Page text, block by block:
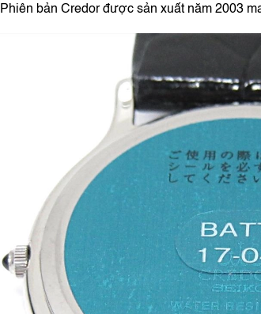
Phiên bản Credor được sản xuất năm 2003